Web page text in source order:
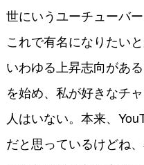
世にいうユーチューバ
これで有名になりたい
いわゆる上昇志向があ
を始め、私が好きなチ
人はいない。本来、
だと思っているけどね